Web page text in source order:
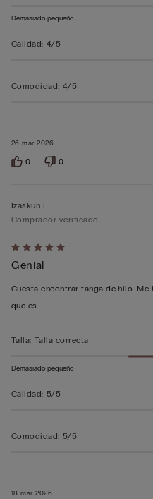
26 mar 2026
Demasiado pequeño
Calidad: 4/5
Comodidad: 4/5
0 0
Calificación
de
5
sobre
18 mar 2026
Izaskun F
Comprador verificado
Genial
Cuesta encontrar tanga de hilo.
que es.
Talla: Talla correcta
Demasiado pequeño
Calidad: 5/5
Comodidad: 5/5